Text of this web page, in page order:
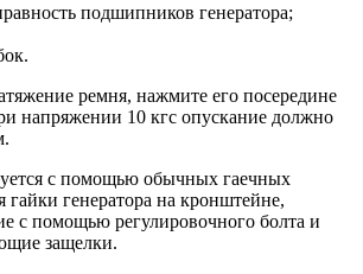
подшипников генератора;
ремня, нажмите его посередине
напряжении 10 кгс опускание должно
с помощью обычных гаечных
гайки генератора на кронштейне,
с помощью регулировочного болта и
защелки.